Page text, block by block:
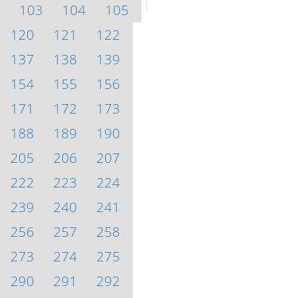
103 104
105
120 121
122
137 138
139
154 155
156
171 172
173
188 189
190
205 206
207
222 223
224
239 240
241
256 257
258
273 274
275
290 291
292